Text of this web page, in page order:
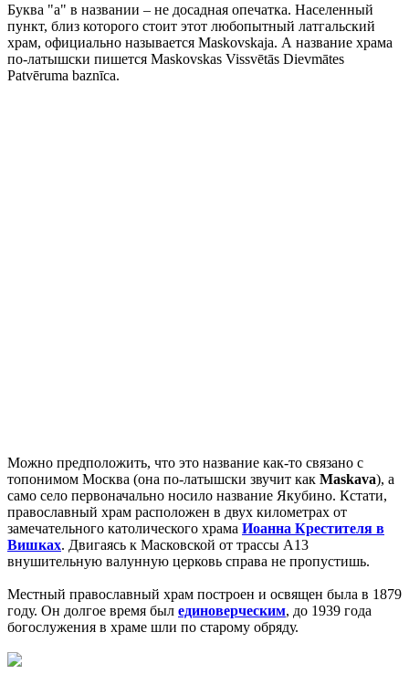
Буква "а" в названии – не досадная опечатка. Населенный
пункт, близ которого стоит этот любопытный латгальский
храм, официально называется Maskovskaja. А название храма
по-латышски пишется Maskovskas Vissvētās Dievmātes
Patvēruma baznīca.
Можно предположить, что это название как-то связано с
топонимом Москва (она по-латышски звучит как Maskava), а
само село первоначально носило название Якубино. Кстати,
православный храм расположен в двух километрах от
замечательного католического храма Иоанна Крестителя в
Вишках. Двигаясь к Масковской от трассы A13
внушительную валунную церковь справа не пропустишь.
Местный православный храм построен и освящен была в 1879
году. Он долгое время был единоверческим, до 1939 года
богослужения в храме шли по старому обряду.